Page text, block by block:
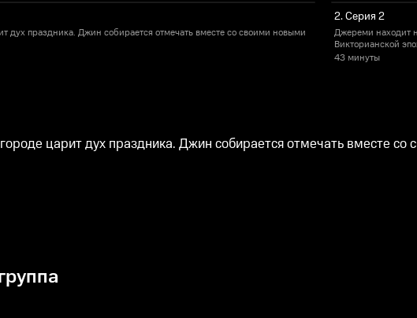
дух праздника. Джин собирается отмечать вместе со своими новыми
2. Серия 2
Джереми находит
Викторианской
43 минуты
царит дух праздника. Джин собирается отмечать вместе